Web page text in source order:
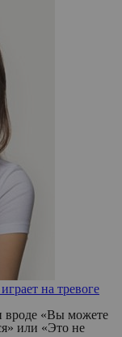
на тревоге
вроде «Вы можете
или «Это не